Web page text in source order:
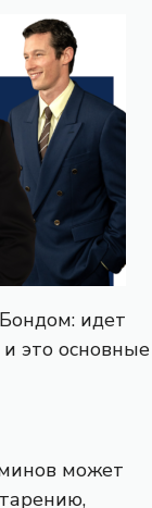
идет
это основные